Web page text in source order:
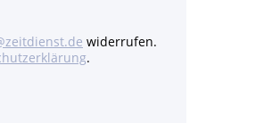
widerrufen.
.